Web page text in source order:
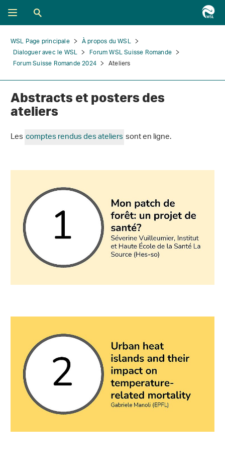
WSL Page principale
À propos du WSL
Dialoguer avec le WSL
Forum WSL Suisse Romande
Forum Suisse Romande 2024
Ateliers
Abstracts et posters des
ateliers
Lescomptes rendus des atelierssont en ligne.